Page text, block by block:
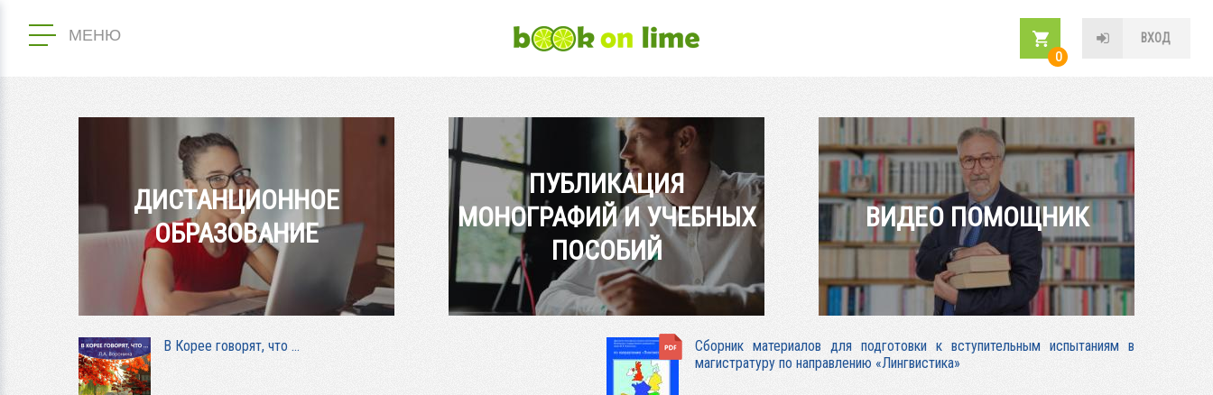
МЕНЮ
ВХОД
0
ДИСТАНЦИОННОЕ
ОБРАЗОВАНИЕ
ПУБЛИКАЦИЯ
МОНОГРАФИЙ И УЧЕБНЫХ
ПОСОБИЙ
ВИДЕО ПОМОЩНИК
В Корее говорят, что …
Cборник материалов для подготовки к вступительным испытаниям в
магистратуру по направлению «Лингвистика»